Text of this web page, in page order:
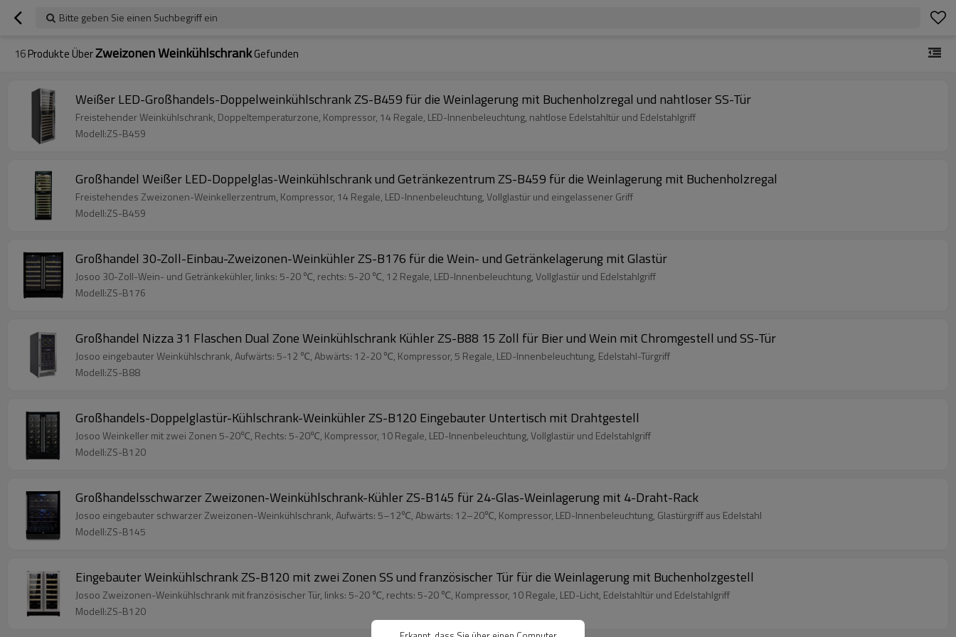
Bitte geben Sie einen Suchbegriff ein
16Produkte ÜberZweizonen WeinkühlschrankGefunden
Weißer LED-Großhandels-Doppelweinkühlschrank ZS-B459 für die Weinlagerung mit Buchenholzregal und nahtloser SS-Tür
Freistehender Weinkühlschrank, Doppeltemperaturzone, Kompressor, 14 Regale, LED-Innenbeleuchtung, nahtlose Edelstahltür und Edelstahlgriff
Modell:ZS-B459
Großhandel Weißer LED-Doppelglas-Weinkühlschrank und Getränkezentrum ZS-B459 für die Weinlagerung mit Buchenholzregal
Freistehendes Zweizonen-Weinkellerzentrum, Kompressor, 14 Regale, LED-Innenbeleuchtung, Vollglastür und eingelassener Griff
Modell:ZS-B459
Großhandel 30-Zoll-Einbau-Zweizonen-Weinkühler ZS-B176 für die Wein- und Getränkelagerung mit Glastür
Josoo 30-Zoll-Wein- und Getränkekühler, links: 5-20 ℃, rechts: 5-20 ℃, 12 Regale, LED-Innenbeleuchtung, Vollglastür und Edelstahlgriff
Modell:ZS-B176
Großhandel Nizza 31 Flaschen Dual Zone Weinkühlschrank Kühler ZS-B88 15 Zoll für Bier und Wein mit Chromgestell und SS-Tür
Josoo eingebauter Weinkühlschrank, Aufwärts: 5-12 ℃, Abwärts: 12-20 ℃, Kompressor, 5 Regale, LED-Innenbeleuchtung, Edelstahl-Türgriff
Modell:ZS-B88
Großhandels-Doppelglastür-Kühlschrank-Weinkühler ZS-B120 Eingebauter Untertisch mit Drahtgestell
Josoo Weinkeller mit zwei Zonen 5-20℃, Rechts: 5-20℃, Kompressor, 10 Regale, LED-Innenbeleuchtung, Vollglastür und Edelstahlgriff
Modell:ZS-B120
Großhandelsschwarzer Zweizonen-Weinkühlschrank-Kühler ZS-B145 für 24-Glas-Weinlagerung mit 4-Draht-Rack
Josoo eingebauter schwarzer Zweizonen-Weinkühlschrank, Aufwärts: 5–12℃, Abwärts: 12–20℃, Kompressor, LED-Innenbeleuchtung, Glastürgriff aus Edelstahl
Modell:ZS-B145
Eingebauter Weinkühlschrank ZS-B120 mit zwei Zonen SS und französischer Tür für die Weinlagerung mit Buchenholzgestell
Josoo Zweizonen-Weinkühlschrank mit französischer Tür, links: 5-20 ℃, rechts: 5-20 ℃, Kompressor, 10 Regale, LED-Licht, Edelstahltür und Edelstahlgriff
Modell:ZS-B120